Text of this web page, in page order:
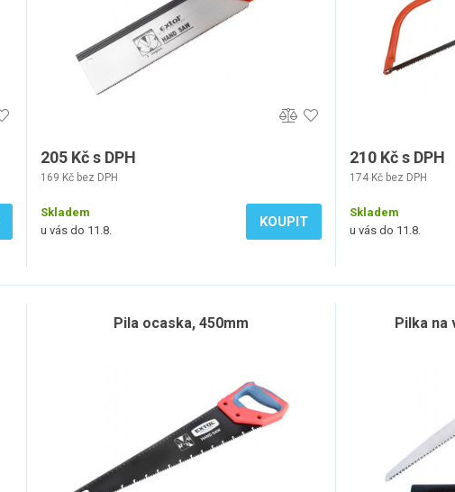
205 Kč s DPH
169 Kč bez DPH
Skladem
u vás do 11.8.
KOUPIT
210 Kč s DPH
174 Kč bez DPH
Skladem
u vás do 11.8.
Pila ocaska, 450mm Pilka na